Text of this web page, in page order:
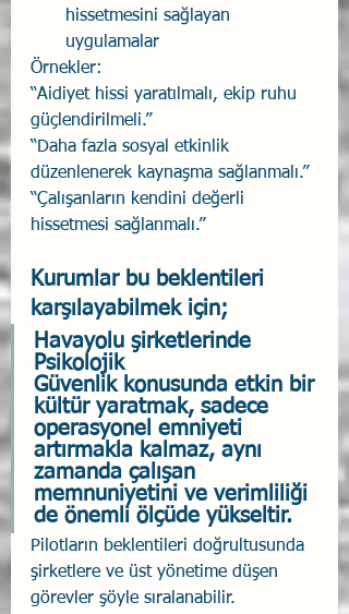
hissetmesini sağlayan
uygulamalar
Örnekler:
“Aidiyet hissi yaratılmalı, ekip ruhu
güçlendirilmeli.”
“Daha fazla sosyal etkinlik
düzenlenerek kaynaşma sağlanmalı.”
“Çalışanların kendini değerli
hissetmesi sağlanmalı.”
Kurumlar bu beklentileri
karşılayabilmek için;
Havayolu şirketlerinde
Psikolojik
Güvenlik konusunda etkin bir
kültür yaratmak, sadece
operasyonel emniyeti
artırmakla kalmaz, aynı
zamanda çalışan
memnuniyetini ve verimliliği
de önemli ölçüde yükseltir.
Pilotların beklentileri doğrultusunda
şirketlere ve üst yönetime düşen
görevler şöyle sıralanabilir.